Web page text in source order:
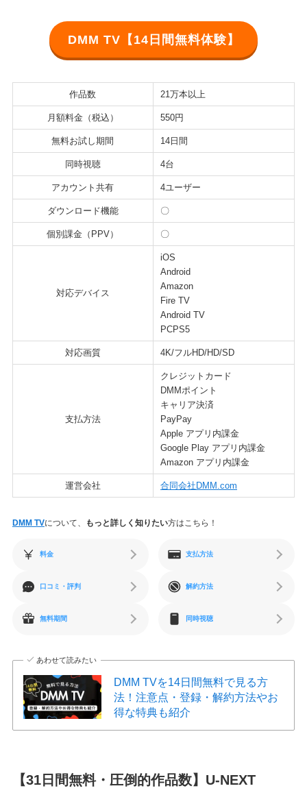
DMM TV【14日間無料体験】
作品数 21万本以上
月額料金（税込） 550円
無料お試し期間 14日間
同時視聴 4台
アカウント共有 4ユーザー
ダウンロード機能 〇
個別課金（PPV） 〇
対応デバイス
iOS
Android
Amazon
Fire TV
Android TV
PCPS5
対応画質 4K/フルHD/HD/SD
支払方法
クレジットカード
DMMポイント
キャリア決済
PayPay
Apple アプリ内課金
Google Play アプリ内課金
Amazon アプリ内課金
運営会社 合同会社DMM.com
DMM TVについて、 もっと詳しく知りたい方はこちら！
料金 支払方法
口コミ・評判 解約方法
無料期間 同時視聴
あわせて読みたい
DMM TVを14日間無料で見る方
法！注意点・登録・解約方法やお
得な特典も紹介
【31日間無料・圧倒的作品数】U-NEXT